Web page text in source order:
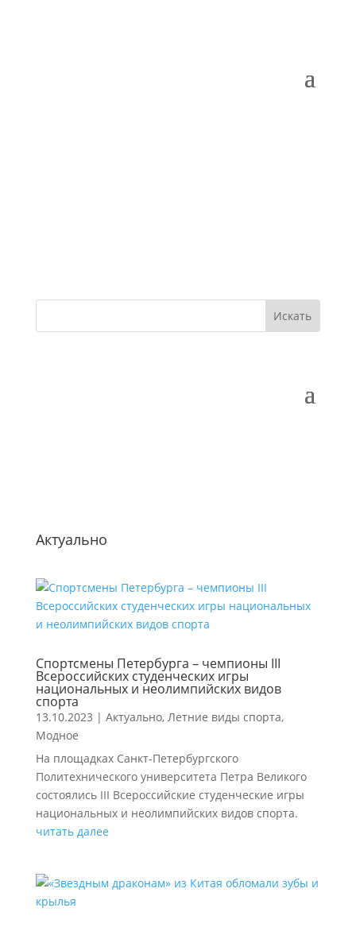
Актуально
Спортсмены Петербурга – чемпионы III
Всероссийских студенческих игры
национальных и неолимпийских видов
спорта
13.10.2023 | Актуально, Летние виды спорта,
Модное
На площадках Санкт‑Петербургского
Политехнического университета Петра Великого
состоялись III Всероссийские студенческие игры
национальных и неолимпийских видов спорта.
читать далее